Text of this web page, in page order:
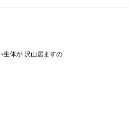
生体が 沢山居ますの